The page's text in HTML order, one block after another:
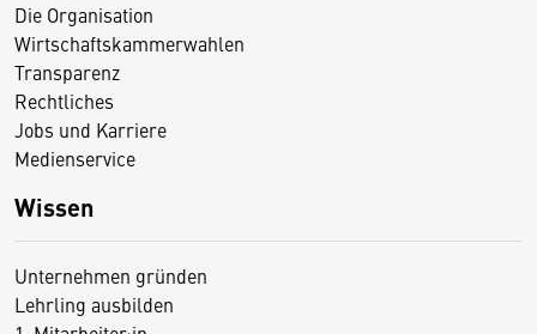
Die Organisation
Wirtschaftskammerwahlen
Transparenz
Rechtliches
Jobs und Karriere
Medienservice
Wissen
Unternehmen gründen
Lehrling ausbilden